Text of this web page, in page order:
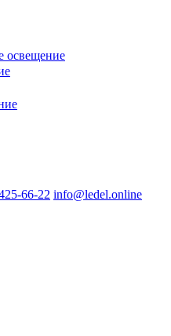
освещение
66-22 info@ledel.online